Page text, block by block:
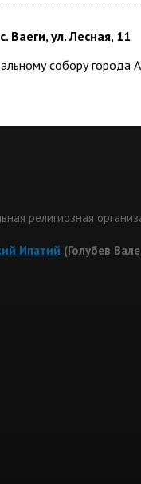
Ваеги, ул. Лесная, 11
собору города
религиозная
Ипатий (Голубев